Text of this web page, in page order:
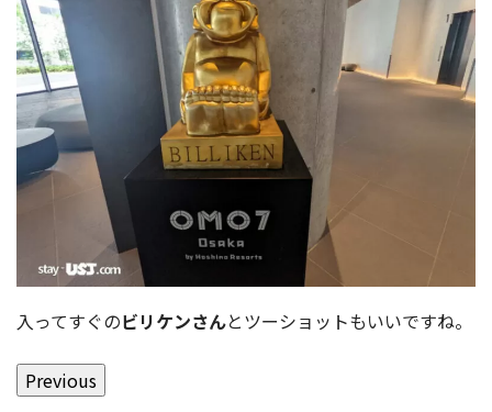
入ってすぐのビリケンさんとツーショットもいいですね。
Previous